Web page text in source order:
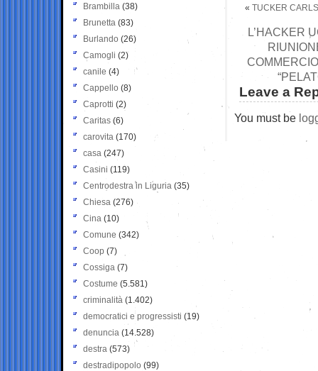
« TUCKER
L’HACKER
Leave a
You must be
Brambilla (38)
Brunetta (83)
Burlando (26)
Camogli (2)
canile (4)
Cappello (8)
Caprotti (2)
Caritas (6)
carovita (170)
casa (247)
Casini (119)
Centrodestra in Liguria (35)
Chiesa (276)
Cina (10)
Comune (342)
Coop (7)
Cossiga (7)
Costume (5.581)
criminalità (1.402)
democratici e progressisti (19)
denuncia (14.528)
destra (573)
destradipopolo (99)